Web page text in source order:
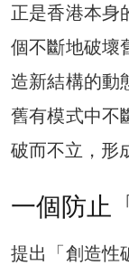
正是香港本身
個不斷地破壞
造新結構的動
舊有模式中不
破而不立，形
一個防止
提出「創造性